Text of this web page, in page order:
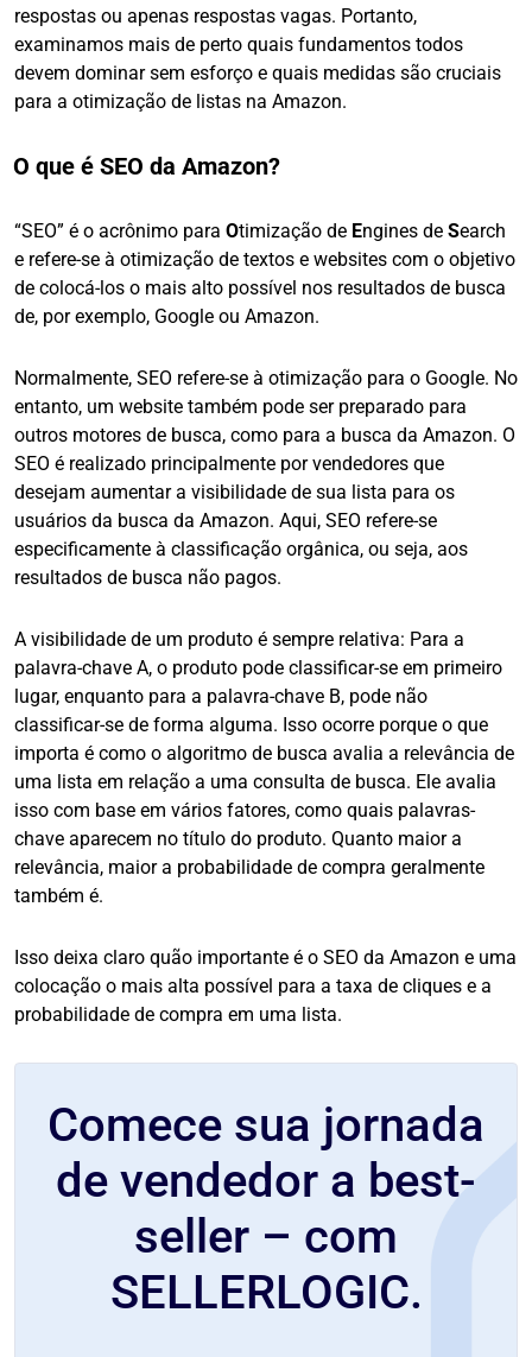
respostas ou apenas respostas vagas. Portanto,
examinamos mais de perto quais fundamentos todos
devem dominar sem esforço e quais medidas são cruciais
para a otimização de listas na Amazon.
O que é SEO da Amazon?
“SEO” é o acrônimo para Otimização de Engines de Search
e refere-se à otimização de textos e websites com o objetivo
de colocá-los o mais alto possível nos resultados de busca
de, por exemplo, Google ou Amazon.
Normalmente, SEO refere-se à otimização para o Google. No
entanto, um website também pode ser preparado para
outros motores de busca, como para a busca da Amazon. O
SEO é realizado principalmente por vendedores que
desejam aumentar a visibilidade de sua lista para os
usuários da busca da Amazon. Aqui, SEO refere-se
especificamente à classificação orgânica, ou seja, aos
resultados de busca não pagos.
A visibilidade de um produto é sempre relativa: Para a
palavra-chave A, o produto pode classificar-se em primeiro
lugar, enquanto para a palavra-chave B, pode não
classificar-se de forma alguma. Isso ocorre porque o que
importa é como o algoritmo de busca avalia a relevância de
uma lista em relação a uma consulta de busca. Ele avalia
isso com base em vários fatores, como quais palavras-
chave aparecem no título do produto. Quanto maior a
relevância, maior a probabilidade de compra geralmente
também é.
Isso deixa claro quão importante é o SEO da Amazon e uma
colocação o mais alta possível para a taxa de cliques e a
probabilidade de compra em uma lista.
Comece sua jornada
de vendedor a best-
seller – com
SELLERLOGIC.